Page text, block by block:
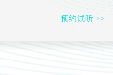
预约试听 >>